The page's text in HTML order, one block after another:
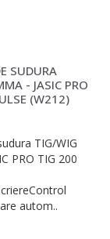
SUDURA
- JASIC PRO
(W212)
TIG/WIG
PRO TIG 200
autom..